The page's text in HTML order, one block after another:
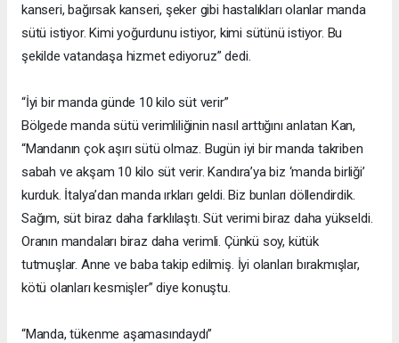
kanseri, bağırsak kanseri, şeker gibi hastalıkları olanlar manda
sütü istiyor. Kimi yoğurdunu istiyor, kimi sütünü istiyor. Bu
şekilde vatandaşa hizmet ediyoruz” dedi.
“İyi bir manda günde 10 kilo süt verir”
Bölgede manda sütü verimliliğinin nasıl arttığını anlatan Kan,
“Mandanın çok aşırı sütü olmaz. Bugün iyi bir manda takriben
sabah ve akşam 10 kilo süt verir. Kandıra’ya biz ‘manda birliği’
kurduk. İtalya’dan manda ırkları geldi. Biz bunları döllendirdik.
Sağım, süt biraz daha farklılaştı. Süt verimi biraz daha yükseldi.
Oranın mandaları biraz daha verimli. Çünkü soy, kütük
tutmuşlar. Anne ve baba takip edilmiş. İyi olanları bırakmışlar,
kötü olanları kesmişler” diye konuştu.
“Manda, tükenme aşamasındaydı”